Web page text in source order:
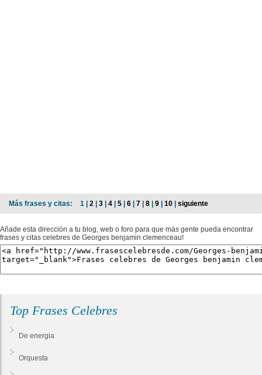
Más frases y citas: 1 | 2 | 3 | 4 | 5 | 6 | 7 | 8 | 9 | 10 | siguiente
Añade esta dirección a tu blog, web o foro para que más gente pueda encontrar
frases y citas celebres de Georges benjamin clemenceau!
Top Frases Celebres
De energia
Orquesta